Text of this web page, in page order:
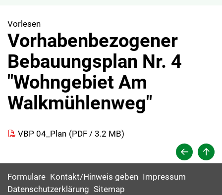
Vorlesen
Vorhabenbezogener
Bebauungsplan Nr. 4
"Wohngebiet Am
Walkmühlenweg"
VBP 04_Plan (PDF / 3.2 MB)
Formulare Kontakt/Hinweis geben Impressum
Datenschutzerklärung Sitemap